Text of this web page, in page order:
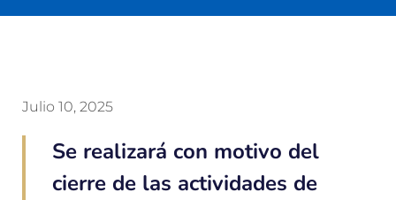
Julio 10, 2025
Se realizará con motivo del
cierre de las actividades de